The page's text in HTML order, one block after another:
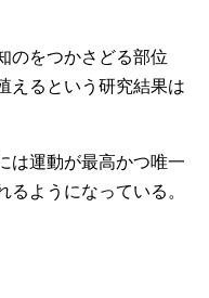
のをつかさどる部位
えるという研究結果は
は運動が最高かつ唯一
ようになっている。